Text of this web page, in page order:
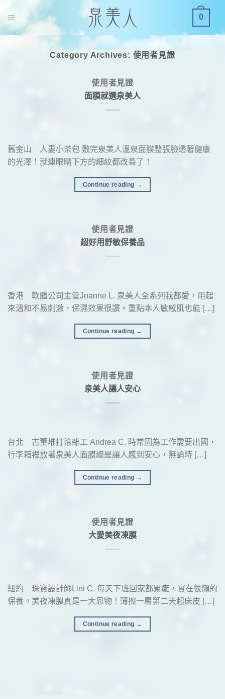
0
Category Archives: 使用者見證
使用者見證
面膜就選泉美人
舊金山 人妻小茶包 敷完泉美人溫泉面膜整張臉透著健康
的光澤！就連眼睛下方的細紋都改善了！
Continue reading →
使用者見證
超好用舒敏保養品
香港 軟體公司主管Joanne L. 泉美人全系列我都愛，用起
來溫和不易刺激，保濕效果很讚。重點本人敏感肌也能 […]
Continue reading →
使用者見證
泉美人讓人安心
台北 古董堆打滾雜工 Andrea C. 時常因為工作需要出國，
行李箱裡放著泉美人面膜總是讓人感到安心，無論時 […]
Continue reading →
使用者見證
大愛美夜凍膜
紐約 珠寶設計師Lini C. 每天下班回家都累癱，實在很懶的
保養。美夜凍膜真是一大恩物！薄擦一層第二天起床皮 […]
Continue reading →